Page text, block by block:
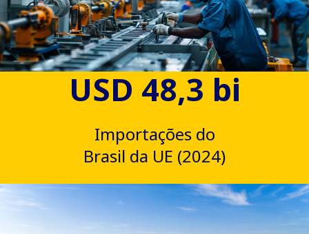
USD 48,3 bi
Importações do
Brasil da UE (2024)